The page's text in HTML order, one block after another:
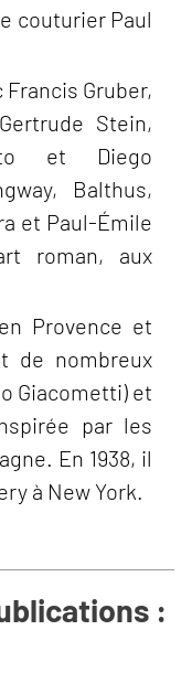
couturier Paul
Francis Gruber,
Stein,
et Diego
Balthus,
et Paul-Émile
roman, aux
Provence et
de nombreux
Giacometti) et
par les
En 1938, il
à New York.
: